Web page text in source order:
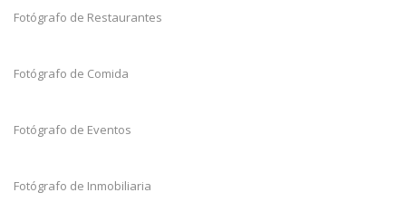
Fotógrafo de Restaurantes
Fotógrafo de Comida
Fotógrafo de Eventos
Fotógrafo de Inmobiliaria